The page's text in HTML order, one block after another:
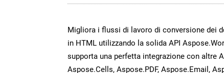
Migliora i flussi di lavoro di conversione dei
in HTML utilizzando la solida API
supporta una perfetta integrazione con altre
Aspose.Cells, Aspose.PDF, Aspose.Email,